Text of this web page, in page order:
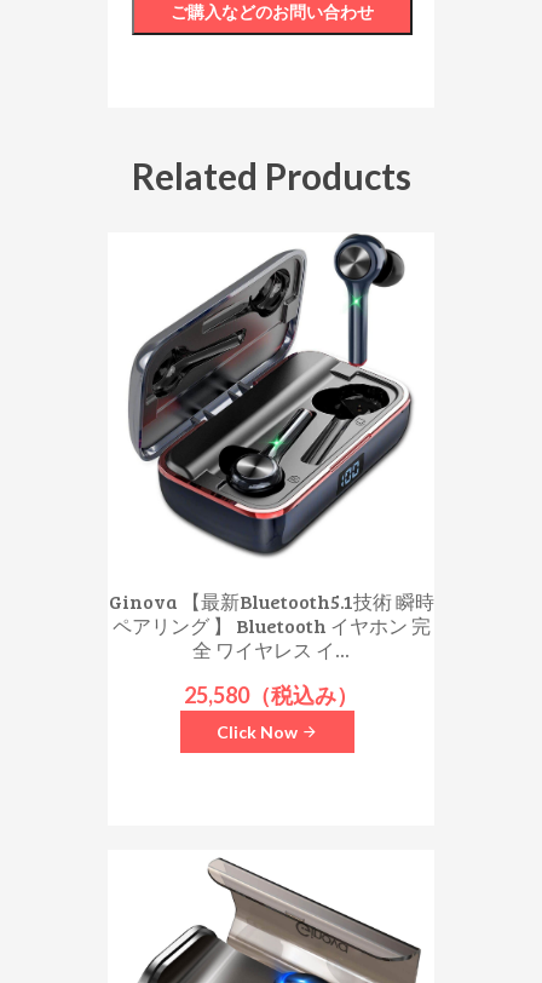
Related Products
Ginova 【最新Bluetooth5.1技術 瞬時
ペアリング 】 Bluetooth イヤホン 完
全 ワイヤレス イ...
25,580（税込み）
Click Now